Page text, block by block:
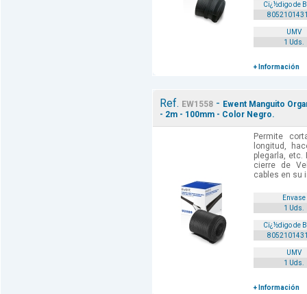
Cï¿½digo de
UMV
1 Uds.
+ Información
Ref. EW1558 - Ewent Manguito
- 2m - 100mm - Color Negro.
Permite
longitud,
plegarla,
cierre de
cables en su
Envase
1 Uds.
Cï¿½digo de
UMV
1 Uds.
+ Información